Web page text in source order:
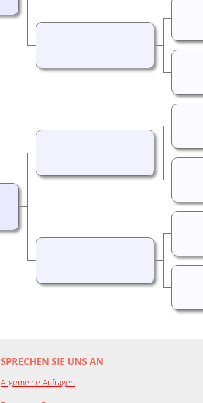
SPRECHEN SIE UNS AN
Allgemeine Anfragen